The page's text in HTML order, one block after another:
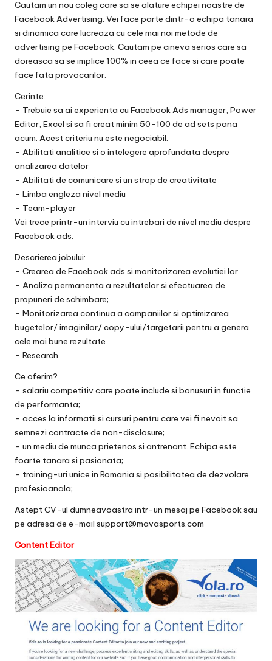
Cautam un nou coleg care sa se alature echipei noastre de
Facebook Advertising. Vei face parte dintr-o echipa tanara
si dinamica care lucreaza cu cele mai noi metode de
advertising pe Facebook. Cautam pe cineva serios care sa
doreasca sa se implice 100% in ceea ce face si care poate
face fata provocarilor.
Cerinte:
– Trebuie sa ai experienta cu Facebook Ads manager, Power
Editor, Excel si sa fi creat minim 50-100 de ad sets pana
acum. Acest criteriu nu este negociabil.
– Abilitati analitice si o intelegere aprofundata despre
analizarea datelor
– Abilitati de comunicare si un strop de creativitate
– Limba engleza nivel mediu
– Team-player
Vei trece printr-un interviu cu intrebari de nivel mediu despre
Facebook ads.
Descrierea jobului:
– Crearea de Facebook ads si monitorizarea evolutiei lor
– Analiza permanenta a rezultatelor si efectuarea de
propuneri de schimbare;
– Monitorizarea continua a campaniilor si optimizarea
bugetelor/ imaginilor/ copy-ului/targetarii pentru a genera
cele mai bune rezultate
– Research
Ce oferim?
– salariu competitiv care poate include si bonusuri in functie
de performanta;
– acces la informatii si cursuri pentru care vei fi nevoit sa
semnezi contracte de non-disclosure;
– un mediu de munca prietenos si antrenant. Echipa este
foarte tanara si pasionata;
– training-uri unice in Romania si posibilitatea de dezvolare
profesioanala;
Astept CV-ul dumneavoastra intr-un mesaj pe Facebook sau
pe adresa de e-mail support@mavasports.com
Content Editor